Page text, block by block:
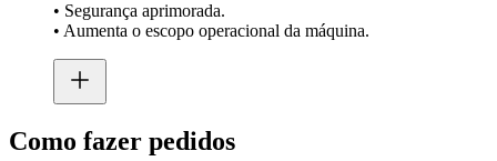
• Segurança aprimorada.
• Aumenta o escopo operacional da máquina.
Como fazer pedidos